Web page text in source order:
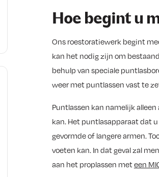
Hoe begint u
Ons roestoratiewerk begint
kan het nodig zijn om
behulp van speciale
weer met puntlassen vast te
Puntlassen kan namelijk
kan. Het puntlasapparaat dat
gevormde of langere armen.
voeten kan. In dat geval zal
aan het proplassen meteen